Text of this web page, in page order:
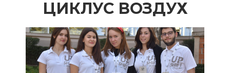
ЦИКЛУС ВОЗДУХ